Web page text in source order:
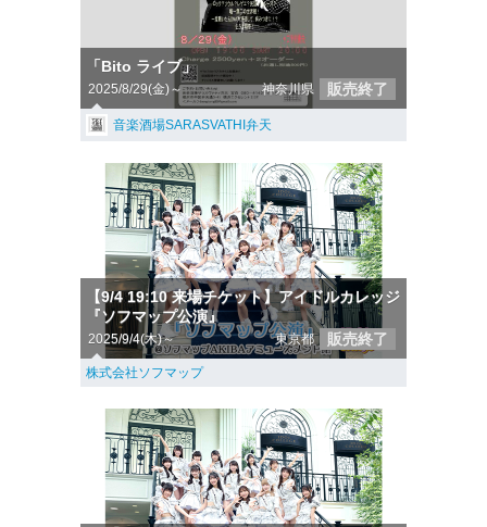
「Bito ライブ」
2025/8/29(金)～ 神奈川県 販売終了
音楽酒場SARASVATHI弁天
【9/4 19:10 来場チケット】アイドルカレッジ
『ソフマップ公演』
2025/9/4(木)～ 東京都 販売終了
株式会社ソフマップ